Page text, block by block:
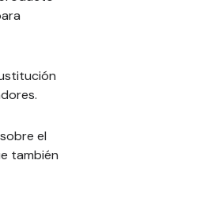
el
también